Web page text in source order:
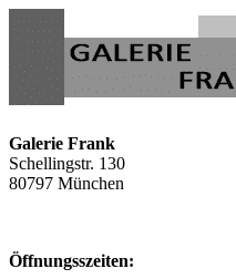
Galerie Frank
Schellingstr. 130
80797 München
Öffnungsszeiten: